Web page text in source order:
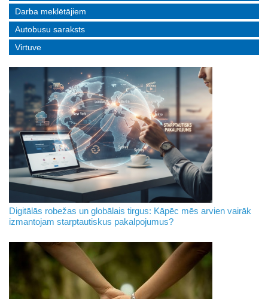
Darba meklētājiem
Autobusu saraksts
Virtuve
Digitālās robežas un globālais tirgus: Kāpēc mēs arvien vairāk
izmantojam starptautiskus pakalpojumus?